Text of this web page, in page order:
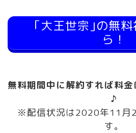
｢大王世宗｣の無
ら！
無料期間中に解約すれば料
♪
※配信状況は2020年11月
す。